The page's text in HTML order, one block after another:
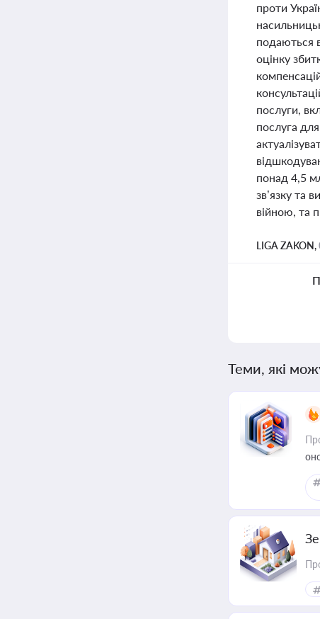
проти
подаються
оцінку
послуги,
послуга
понад 4,5
зв’язку та
війною, та
LIGA ZAKON,
Теми, які